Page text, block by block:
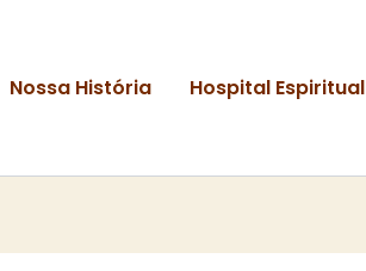
Nossa História Hospital Espiritual